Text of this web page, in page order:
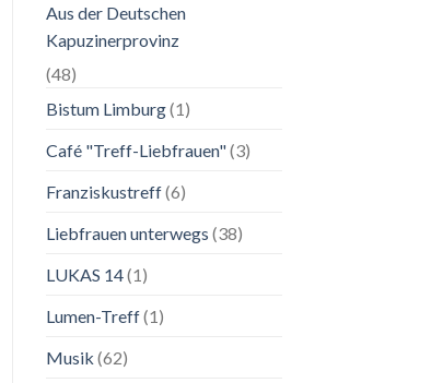
Aus der Deutschen
Kapuzinerprovinz
(48)
Bistum Limburg(1)
Café "Treff-Liebfrauen"(3)
Franziskustreff(6)
Liebfrauen unterwegs (38)
LUKAS 14(1)
Lumen-Treff(1)
Musik (62)